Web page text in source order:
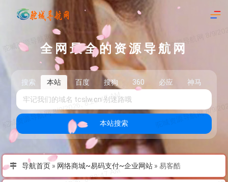
全网最全的资源导航网
搜索 本站 百度 搜狗 360 必应 神马
本站搜索
导航首页 » 网络商城~易码支付~企业网站 » 易客酷